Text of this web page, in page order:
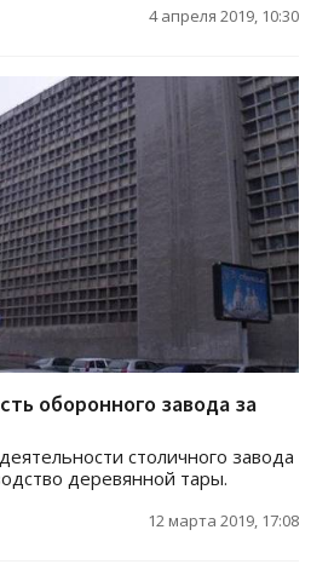
4 апреля 2019, 10:30
оборонного завода за
столичного завода
деревянной тары.
12 марта 2019, 17:08